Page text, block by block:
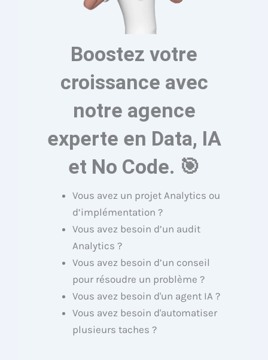
Boostez votre
croissance avec
notre agence
experte en Data, IA
et No Code. 🎯
Vous avez un projet Analytics ou
d’implémentation ?
Vous avez besoin d’un audit
Analytics ?
Vous avez besoin d’un conseil
pour résoudre un problème ?
Vous avez besoin d'un agent IA ?
Vous avez besoin d'automatiser
plusieurs taches ?